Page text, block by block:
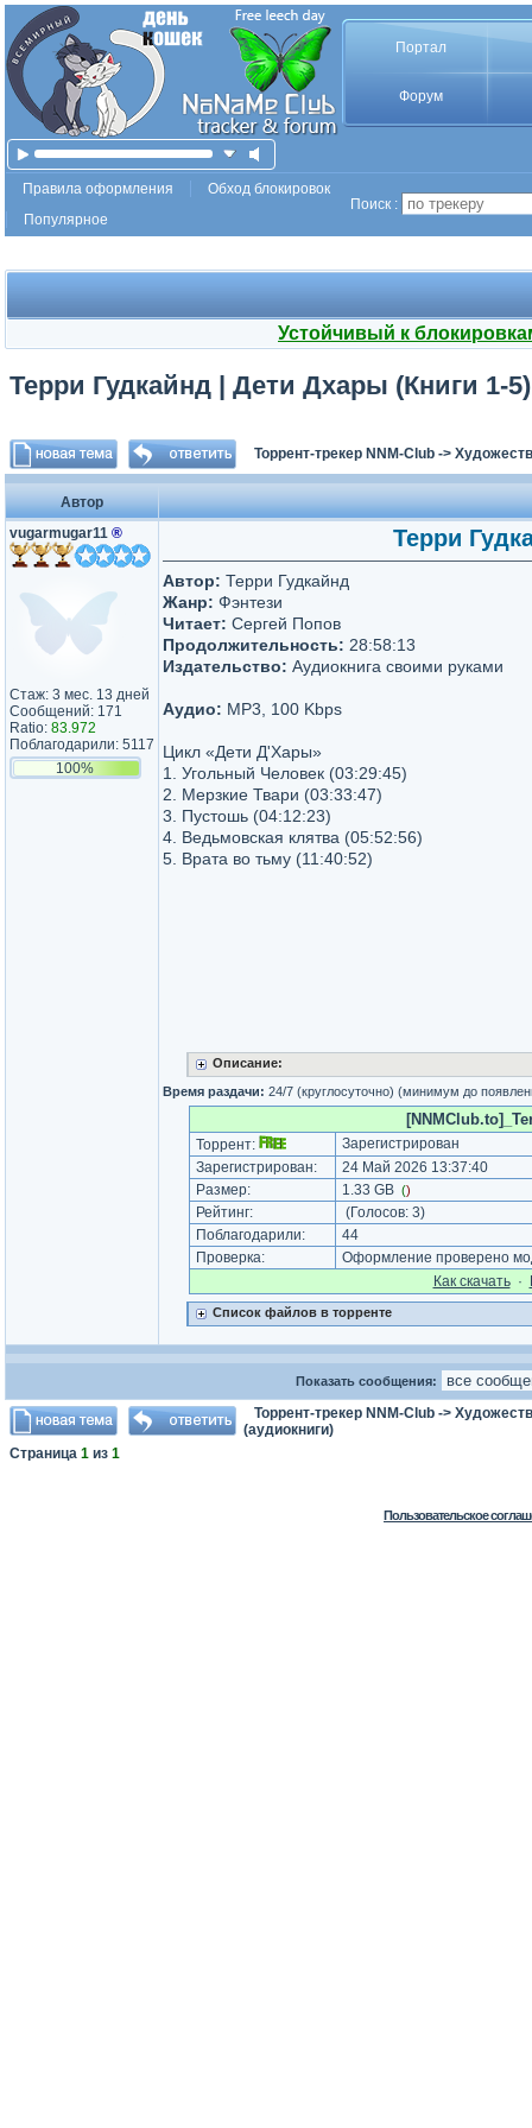
Портал
Форум
Правила оформления
Обход блокировок
Популярное
Поиск :
Устойчивый к
Терри Гудкайнд | Дети Дхары (Книги 1-
Торрент-трекер NNM-Club ->
Автор
vugarmugar11 ®
Стаж: 3 мес. 13 дней
Сообщений: 171
Ratio: 83.972
Поблагодарили: 5117
100%
Терри
Автор: Терри Гудкайнд
Жанр: Фэнтези
Читает: Сергей Попов
Продолжительность: 28:58:13
Издательство: Аудиокнига своими руками
Аудио: MP3, 100 Kbps
Цикл «Дети Д'Хары»
1. Угольный Человек (03:29:45)
2. Мерзкие Твари (03:33:47)
3. Пустошь (04:12:23)
4. Ведьмовская клятва (05:52:56)
5. Врата во тьму (11:40:52)
Описание:
Время раздачи: 24/7 (круглосуточно) (минимум до
Торрент:
Зарегистрирован
Зарегистрирован:
24 Май 2026 13:37:40
Размер:
1.33 GB ()
Рейтинг: (Голосов: 3)
Поблагодарили:
44
Проверка:
Оформление проверено
Как cкачать·
Список файлов в торренте
Показать сообщения:
Торрент-трекер NNM-Club ->
(аудиокниги)
Страница 1 из 1
Пользовательское